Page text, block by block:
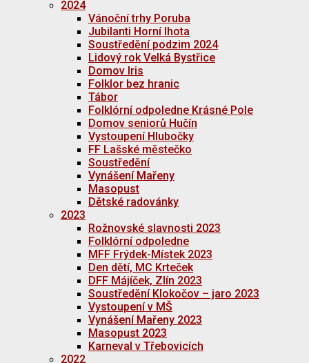
2024
Vánoční trhy Poruba
Jubilanti Horní lhota
Soustředění podzim 2024
Lidový rok Velká Bystřice
Domov Iris
Folklor bez hranic
Tábor
Folklórní odpoledne Krásné Pole
Domov seniorů Hučín
Vystoupení Hlubočky
FF Lašské městečko
Soustředění
Vynášení Mařeny
Masopust
Dětské radovánky
2023
Rožnovské slavnosti 2023
Folklórní odpoledne
MFF Frýdek-Místek 2023
Den dětí, MC Krteček
DFF Májíček, Zlín 2023
Soustředění Klokočov – jaro 2023
Vystoupení v MŠ
Vynášení Mařeny 2023
Masopust 2023
Karneval v Třebovicích
2022